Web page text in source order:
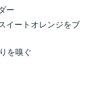
ー
ートオレンジをブ
を嗅ぐ